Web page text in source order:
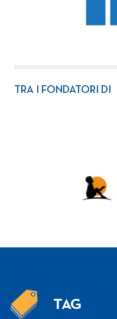
TRA I FONDATORI DI
TAG